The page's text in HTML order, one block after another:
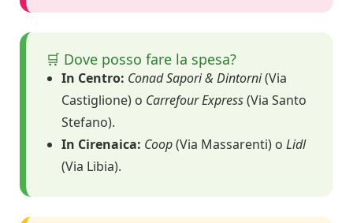
🛒 Dove posso fare la spesa?
In Centro: Conad Sapori & Dintorni(Via
Castiglione) o Carrefour Express(Via Santo
Stefano).
In Cirenaica: Coop(Via Massarenti) o Lidl
(Via Libia).